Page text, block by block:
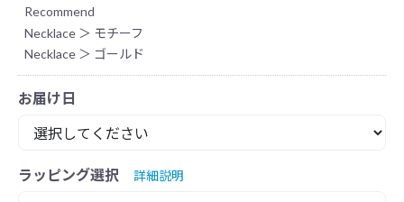
Recommend
Necklace ＞ モチーフ
Necklace ＞ ゴールド
お届け日
ラッピング選択 詳細説明